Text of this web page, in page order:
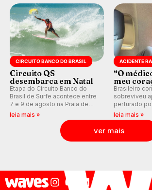
Kelly Slater convidado.
ondas para
CIRCUITO BANCO DO BRASIL
Circuito QS
desembarca em Natal
Etapa do Circuito Banco do
Brasil de Surfe acontece entre
7 e 9 de agosto na Praia de
Miami (RN), em disputas
válidas pelo Qualifying Series
(QS) 4.000 e pela corrida por
vagas no Challenger Series.
leia mais »
ACIDENTE
“O
meu
Brasileiro
sobreviveu
perfurado
agulha
Costa Rica.
leia mais »
ver mais